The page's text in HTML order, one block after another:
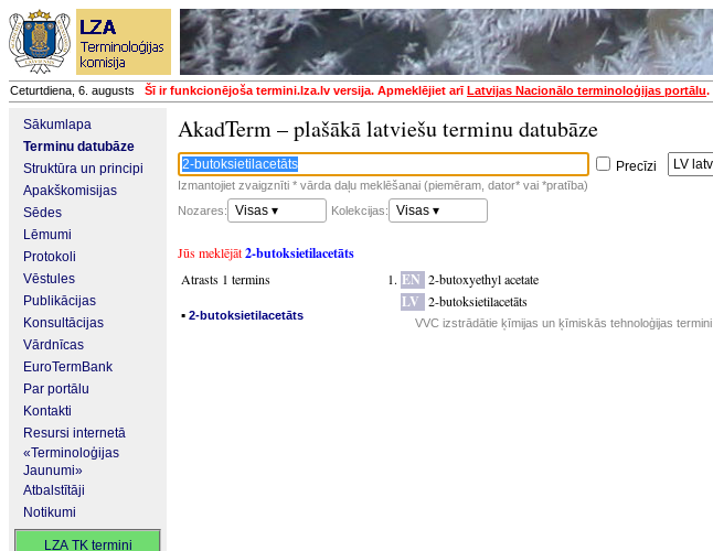
Ceturtdiena, 6. augusts Šī ir funkcionējoša termini.lza.lv versija. Apmeklējiet arīLatvijas Nacionālo terminoloģijas portālu.
Sākumlapa
Terminu datubāze
Struktūra un principi
Apakškomisijas
Sēdes
Lēmumi
Protokoli
Vēstules
Publikācijas
Konsultācijas
Vārdnīcas
EuroTermBank
Par portālu
Kontakti
Resursi internetā
«Terminoloģijas
Jaunumi»
Atbalstītāji
Notikumi
LZA TK termini
AkadTerm – plašākā latviešu terminu datubāze
Precīzi
Izmantojiet zvaigznīti * vārda daļu meklēšanai (piemēram, dator* vai *pratība)
Nozares:
Visas ▾ Kolekcijas: Visas ▾
Jūs meklējāt2-butoksietilacetāts
Atrasts 1 termins
▪ 2-butoksietilacetāts
EN 2-butoxyethyl acetate
LV 2-butoksietilacetāts
VVC izstrādātie ķīmijas un ķīmiskās tehnoloģijas termini